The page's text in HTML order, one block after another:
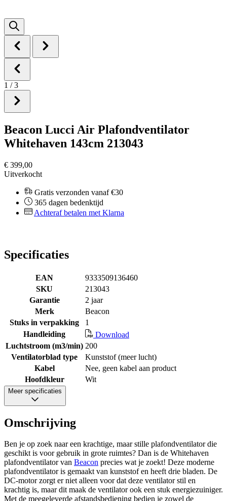
1 / 3
Beacon Lucci Air Plafondventilator
Whitehaven 143cm 213043
€ 399,00
Uitverkocht
Gratis verzonden vanaf €30
365 dagen bedenktijd
Achteraf betalen met Klarna
Specificaties
EAN
9333509136460
SKU
213043
Garantie
2 jaar
Merk
Beacon
Stuks in verpakking
1
Handleiding
Download
Luchtstroom (m3/min) 200
Ventilatorblad type
Kunststof (meer lucht)
Kabel
Nee, geen kabel aan product
Hoofdkleur
Wit
Meer specificaties
Omschrijving
Ben je op zoek naar een krachtige, maar stille plafondventilator die
geschikt is voor gebruik in grote ruimtes? Dan is de Whitehaven
plafondventilator van Beacon precies wat je zoekt! Deze moderne
plafondventilator is gemaakt van kunststof en heeft drie bladen. De
DC-motor zorgt er niet alleen voor dat deze ventilator stil en
krachtig is, maar dit maak de ventilator ook een stuk energiezuiniger.
Met de meegeleverde afstandsbediening bedien je zowel de